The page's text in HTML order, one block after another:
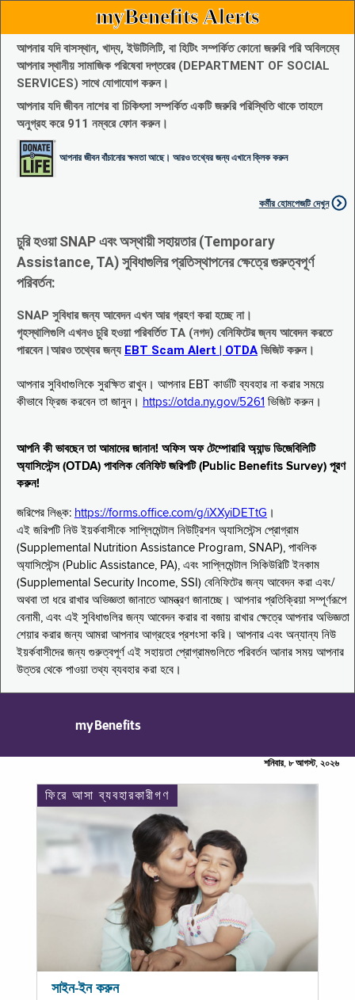
myBenefits Alerts
আপনার যদি বাসস্থান, খাদ্য, ইউটিলিটি, বা হিটিং সম্পর্কিত কোনো জরুরি পরি অবিলম্বে
আপনার স্থানীয় সামাজিক পরিষেবা দপ্তরের (DEPARTMENT OF SOCIAL
SERVICES) সাথে যোগাযোগ করুন।
আপনার যদি জীবন নাশের বা চিকিৎসা সম্পর্কিত একটি জরুরি পরিস্থিতি থাকে তাহলে
অনুগ্রহ করে 911 নম্বরে ফোন করুন।
আপনার জীবন বাঁচানোর ক্ষমতা আছে। আরও তথ্যের জন্য এখানে ক্লিক করুন
কর্মীর হোমপেজটি দেখুন
চুরি হওয়া SNAP এবং অস্থায়ী সহায়তার (Temporary
Assistance, TA) সুবিধাগুলির প্রতিস্থাপনের ক্ষেত্রে গুরুত্বপূর্ণ
পরিবর্তন:
SNAP সুবিধার জন্য আবেদন এখন আর গ্রহণ করা হচ্ছে না।
গৃহস্থালিগুলি এখনও চুরি হওয়া পরিবর্তিত TA (নগদ) বেনিফিটের জ্নয আবেদন করতে
পারবেন।আরও তথ্যের জন্য EBT Scam Alert | OTDA ভিজিট করুন।
আপনার সুবিধাগুলিকে সুরক্ষিত রাখুন। আপনার EBT কার্ডটি ব্যবহার না করার সময়ে
কীভাবে ফ্রিজ করবেন তা জানুন। https://otda.ny.gov/5261 ভিজিট করুন।
আপনি কী ভাবছেন তা আমাদের জানান! অফিস অফ টেম্পোরারি অ্যান্ড ডিজেবিলিটি
অ্যাসিস্টেন্স (OTDA) পাবলিক বেনিফিট জরিপটি (Public Benefits Survey) পূরণ
করুন!
জরিপের লিঙ্ক: https://forms.office.com/g/iXXyiDETtG ।
এই জরিপটি নিউ ইয়র্কবাসীকে সাপ্লিমেন্টাল নিউট্রিশন অ্যাসিস্টেন্স প্রোগ্রাম
(Supplemental Nutrition Assistance Program, SNAP), পাবলিক
অ্যাসিস্টেন্স (Public Assistance, PA), এবং সাপ্লিমেন্টাল সিকিউরিটি ইনকাম
(Supplemental Security Income, SSI) বেনিফিটের জন্য আবেদন করা এবং/
অথবা তা ধরে রাখার অভিজ্ঞতা জানাতে আমন্ত্রণ জানাচ্ছে। আপনার প্রতিক্রিয়া সম্পূর্ণরূপে
বেনামী, এবং এই সুবিধাগুলির জন্য আবেদন করার বা বজায় রাখার ক্ষেত্রে আপনার অভিজ্ঞতা
শেয়ার করার জন্য আমরা আপনার আগ্রহের প্রশংসা করি। আপনার এবং অন্যান্য নিউ
ইয়র্কবাসীদের জন্য গুরুত্বপূর্ণ এই সহায়তা প্রোগ্রামগুলিতে পরিবর্তন আনার সময় আপনার
উত্তর থেকে পাওয়া তথ্য ব্যবহার করা হবে।
myBenefits
শনিবার, ৮ আগস্ট, ২০২৬
ফিরে আসা ব্যবহারকারীগণ
সাইন-ইন করুন